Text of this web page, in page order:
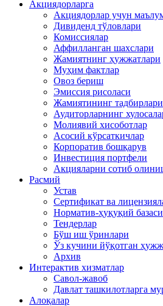
Акциядорларга
Акциядорлар учун
Дивиденд тўловлари
Комиссиялар
Аффилланган шахслари
Жамиятнинг ҳужжатлари
Муҳим фактлар
Овоз бериш
Эмиссия рисоласи
Жамиятининг тадбирлари
Аудиторларнинг
Молиявий хисоботлар
Асосий кўрсаткичлар
Корпоратив бошқарув
Инвестиция портфели
Акцияларни сотиб
Расмий
Устав
Сертификат ва
Норматив-ҳуқуқий базаси
Тендерлар
Бўш иш ўринлари
Ўз кучини йўқотган
Архив
Интерактив хизматлар
Савол-жавоб
Давлат ташкилотларга
Алоқалар